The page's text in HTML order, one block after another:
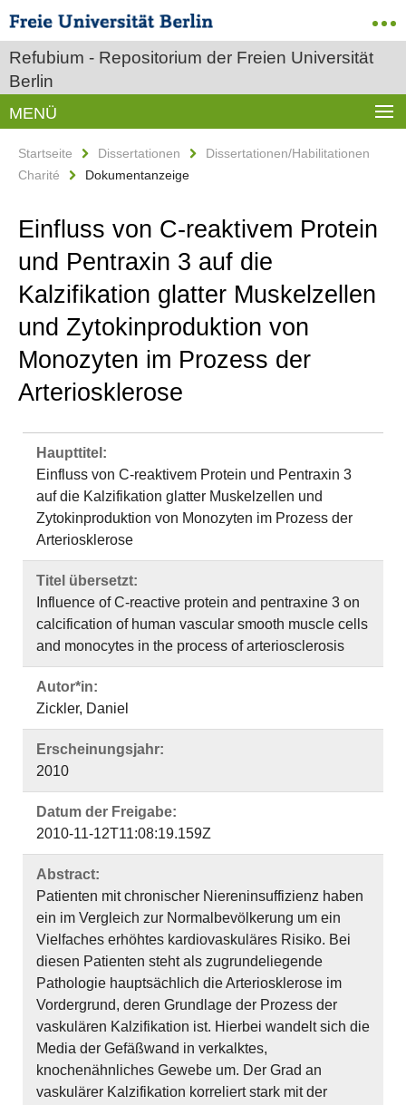
Refubium - Repositorium der Freien Universität
Berlin
MENÜ
Startseite Dissertationen
Dissertationen/Habilitationen
Charité
Dokumentanzeige
Einfluss von C-reaktivem Protein
und Pentraxin 3 auf die
Kalzifikation glatter Muskelzellen
und Zytokinproduktion von
Monozyten im Prozess der
Arteriosklerose
Haupttitel:
Einfluss von C-reaktivem Protein und Pentraxin 3
auf die Kalzifikation glatter Muskelzellen und
Zytokinproduktion von Monozyten im Prozess der
Arteriosklerose
Titel übersetzt:
Influence of C-reactive protein and pentraxine 3 on
calcification of human vascular smooth muscle cells
and monocytes in the process of arteriosclerosis
Autor*in:
Zickler, Daniel
Erscheinungsjahr:
2010
Datum der Freigabe:
2010-11-12T11:08:19.159Z
Abstract:
Patienten mit chronischer Niereninsuffizienz haben
ein im Vergleich zur Normalbevölkerung um ein
Vielfaches erhöhtes kardiovaskuläres Risiko. Bei
diesen Patienten steht als zugrundeliegende
Pathologie hauptsächlich die Arteriosklerose im
Vordergrund, deren Grundlage der Prozess der
vaskulären Kalzifikation ist. Hierbei wandelt sich die
Media der Gefäßwand in verkalktes,
knochenähnliches Gewebe um. Der Grad an
vaskulärer Kalzifikation korreliert stark mit der